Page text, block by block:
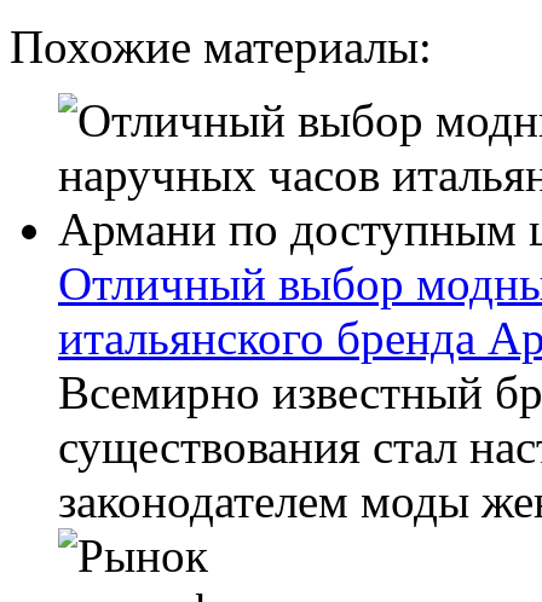
Похожие материалы:
Отличный выбор
итальянского бренда
Всемирно известный
существования стал
законодателем моды